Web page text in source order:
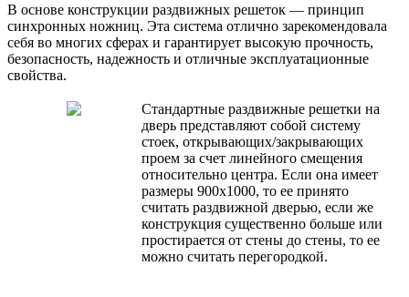
В основе конструкции раздвижных решеток — принцип
синхронных ножниц. Эта система отлично зарекомендовала
себя во многих сферах и гарантирует высокую прочность,
безопасность, надежность и отличные эксплуатационные
свойства.
Стандартные раздвижные решетки на
дверь представляют собой систему
стоек, открывающих/закрывающих
проем за счет линейного смещения
относительно центра. Если она имеет
размеры 900х1000, то ее принято
считать раздвижной дверью, если же
конструкция существенно больше или
простирается от стены до стены, то ее
можно считать перегородкой.